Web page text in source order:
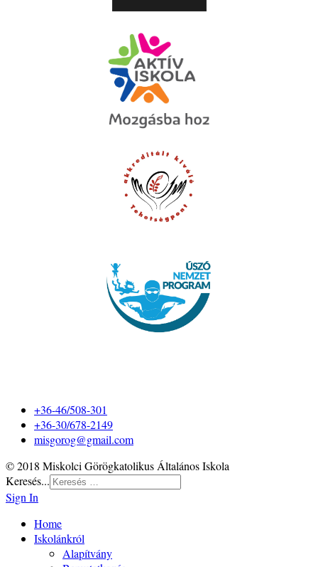
+36-46/508-301
+36-30/678-2149
misgorog@gmail.com
© 2018 Miskolci Görögkatolikus Általános Iskola
Keresés...
Sign In
Home
Iskolánkról
Alapítvány